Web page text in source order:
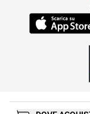
(Si apre in